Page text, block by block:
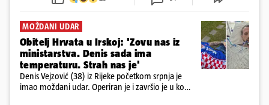
MOŽDANI UDAR
Obitelj Hrvata u Irskoj: 'Zovu nas iz
ministarstva. Denis sada ima
temperaturu. Strah nas je'
Denis Vejzović (38) iz Rijeke početkom srpnja je
imao moždani udar. Operiran je i završio je u komi.